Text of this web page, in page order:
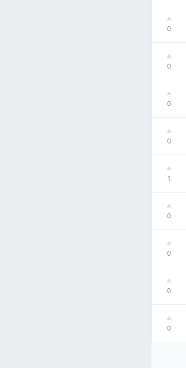
0
0
0
0
1
0
0
0
0